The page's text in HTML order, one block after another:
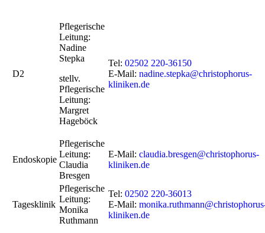
D2
Pflegerische
Leitung:
Nadine
Stepka
stellv.
Pflegerische
Leitung:
Margret
Hageböck
Tel: 02502 220-36150
E-Mail: nadine.stepka@christophorus-
kliniken.de
Endoskopie
Pflegerische
Leitung:
Claudia
Bresgen
E-Mail: claudia.bresgen@christophorus-
kliniken.de
Tagesklinik
Pflegerische
Leitung:
Monika
Ruthmann
Tel: 02502 220-36013
E-Mail:
kliniken.de